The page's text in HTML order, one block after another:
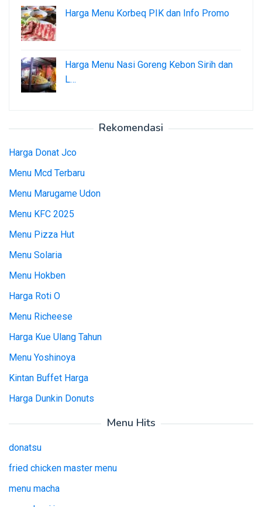
Harga Menu Korbeq PIK dan Info Promo
Harga Menu Nasi Goreng Kebon Sirih dan
L…
Rekomendasi
Harga Donat Jco
Menu Mcd Terbaru
Menu Marugame Udon
Menu KFC 2025
Menu Pizza Hut
Menu Solaria
Menu Hokben
Harga Roti O
Menu Richeese
Harga Kue Ulang Tahun
Menu Yoshinoya
Kintan Buffet Harga
Harga Dunkin Donuts
Menu Hits
donatsu
fried chicken master menu
menu macha